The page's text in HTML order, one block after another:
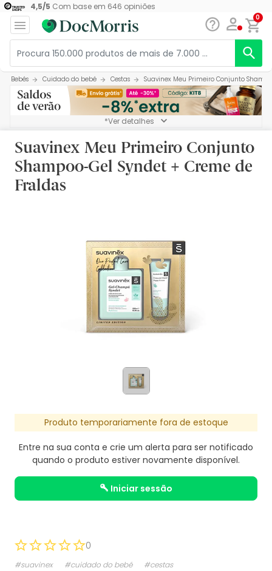
4,5/5 Com base em 646 opiniões
0
Bebés Cuidado do bebé Cestas Suavinex Meu Primeiro Conjunto
*Ver detalhes
Suavinex Meu Primeiro Conjunto
Shampoo-Gel Syndet + Creme de
Fraldas
Produto temporariamente fora de estoque
Entre na sua conta e crie um alerta para ser notificado
quando o produto estiver novamente disponível.
iniciar sessão
0
#suavinex #cuidado do bebé #cestas